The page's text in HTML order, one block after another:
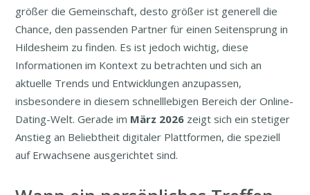
größer die Gemeinschaft, desto größer ist generell die
Chance, den passenden Partner für einen Seitensprung in
Hildesheim zu finden. Es ist jedoch wichtig, diese
Informationen im Kontext zu betrachten und sich an
aktuelle Trends und Entwicklungen anzupassen,
insbesondere in diesem schnelllebigen Bereich der Online-
Dating-Welt. Gerade im März 2026 zeigt sich ein stetiger
Anstieg an Beliebtheit digitaler Plattformen, die speziell
auf Erwachsene ausgerichtet sind.